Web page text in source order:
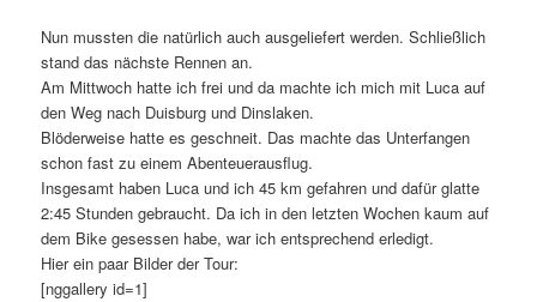
Nun mussten die natürlich auch ausgeliefert werden. Schließlich
stand das nächste Rennen an.
Am Mittwoch hatte ich frei und da machte ich mich mit Luca auf
den Weg nach Duisburg und Dinslaken.
Blöderweise hatte es geschneit. Das machte das Unterfangen
schon fast zu einem Abenteuerausflug.
Insgesamt haben Luca und ich 45 km gefahren und dafür glatte
2:45 Stunden gebraucht. Da ich in den letzten Wochen kaum auf
dem Bike gesessen habe, war ich entsprechend erledigt.
Hier ein paar Bilder der Tour:
[nggallery id=1]